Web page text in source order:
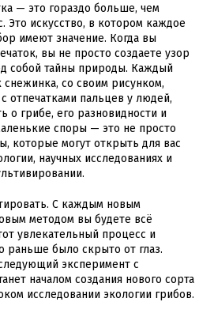
— это гораздо больше, чем
Это искусство, в котором каждое
имеют значение. Когда вы
вы не просто создаете узор
собой тайны природы. Каждый
снежинка, со своим рисунком,
отпечатками пальцев у людей,
о грибе, его разновидности и
споры — это не просто
которые могут открыть для вас
научных исследованиях и
С каждым новым
методом вы будете всё
увлекательный процесс и
раньше было скрыто от глаз.
эксперимент с
началом создания нового сорта
исследовании экологии грибов.